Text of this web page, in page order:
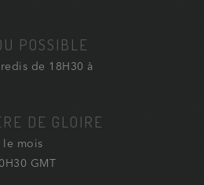
POSSIBLE
de 18H30 à
DE GLOIRE
le mois
GMT